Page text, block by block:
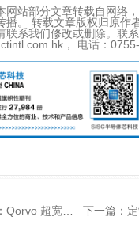
网站部分文章转载自网络
播。 转载文章版权归原作
联系我们修改或删除。联系
， 电话：
Qorvo 超宽带产品组合推出首款全集成低功耗 SoC——QM35825 下一篇： 定制